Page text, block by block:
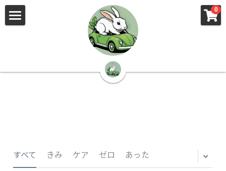
0
🌳株式会社 kibi🦉（トップ）
📰kibi log（ブログ）
🏢会社概要・プライバシーポリシー・プロフィ
📸Who am I?（プロフィール）
🏙️社員が防ぐ不正と犯罪
すべて きみ ケア ゼロ あった
×
ストアカテゴリー
すべてのカテゴリー
×
ブログカテゴリー